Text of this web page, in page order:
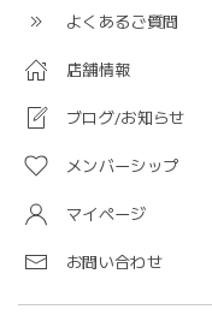
よくあるご質問
店舗情報
ブログ/お知らせ
メンバーシップ
マイページ
お問い合わせ